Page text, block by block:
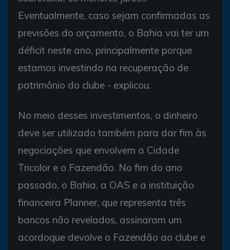
Eventualmente, caso sejam confirmadas as
previsões do orçamento, o Bahia vai ter um
déficit neste ano, principalmente porque
estamos investindo na recuperação de
patrimônio do clube - explicou.
No meio desses investimentos, o dinheiro
deve ser utilizado também para dar fim às
negociações que envolvem a Cidade
Tricolor e o Fazendão. No fim do ano
passado, o Bahia, a OAS e a instituição
financeira Planner, que representa três
bancos não revelados, assinaram um
acordoque devolve o Fazendão ao clube e